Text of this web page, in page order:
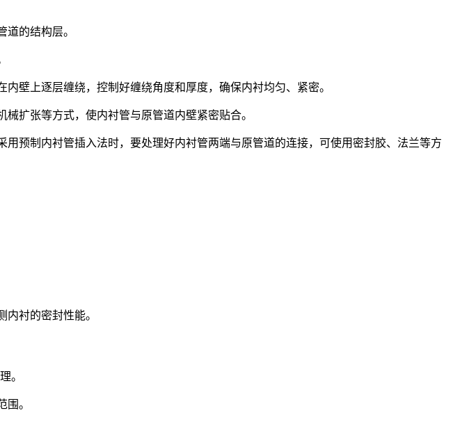
的结构层。
壁上逐层缠绕，控制好缠绕角度和厚度，确保内衬均匀、紧密。
扩张等方式，使内衬管与原管道内壁紧密贴合。
预制内衬管插入法时，要处理好内衬管两端与原管道的连接，可使用密封胶、法兰等方
衬的密封性能。
。
。